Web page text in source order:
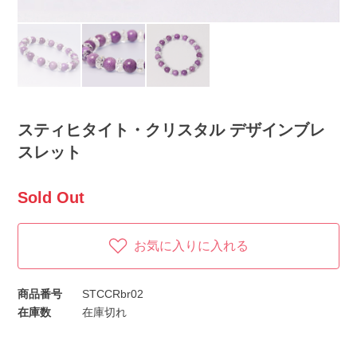
スティヒタイト・クリスタル デザインブレ
スレット
Sold Out
お気に入りに入れる
商品番号
STCCRbr02
在庫数
在庫切れ